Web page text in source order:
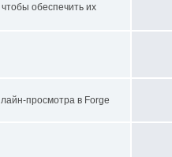
обеспечить их
просмотра в Forge